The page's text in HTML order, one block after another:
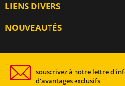
LIENS DIVERS
NOUVEAUTÉS
souscrivez à notre lettre
d'avantages exclusifs